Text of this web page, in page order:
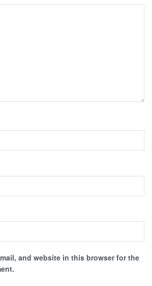
and website in this browser for the